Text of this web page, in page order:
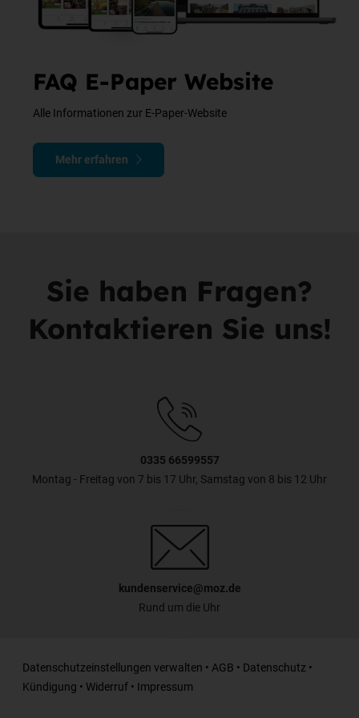
FAQ E-Paper Website
Alle Informationen zur E-Paper-Website
Mehr erfahren
Sie haben Fragen?
Kontaktieren Sie uns!
0335 66599557
Montag - Freitag von 7 bis 17 Uhr, Samstag von 8 bis 12 Uhr
kundenservice@moz.de
Rund um die Uhr
Datenschutzeinstellungen verwalten • AGB • Datenschutz •
Kündigung • Widerruf • Impressum